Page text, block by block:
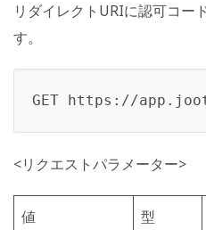
リダイレクトURIに認可コー
す。
GET https://
<リクエストパラメーター>
値 型